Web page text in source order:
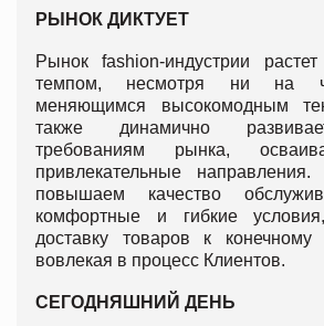
РЫНОК ДИКТУЕТ
Рынок fashion-индустрии
темпом, несмотря ни на
меняющимся высокомодным
также динамично
требованиям рынка,
привлекательные
повышаем качество
комфортные и гибкие
доставку товаров к конечному
вовлекая в процесс Клиентов.
СЕГОДНЯШНИЙ ДЕНЬ